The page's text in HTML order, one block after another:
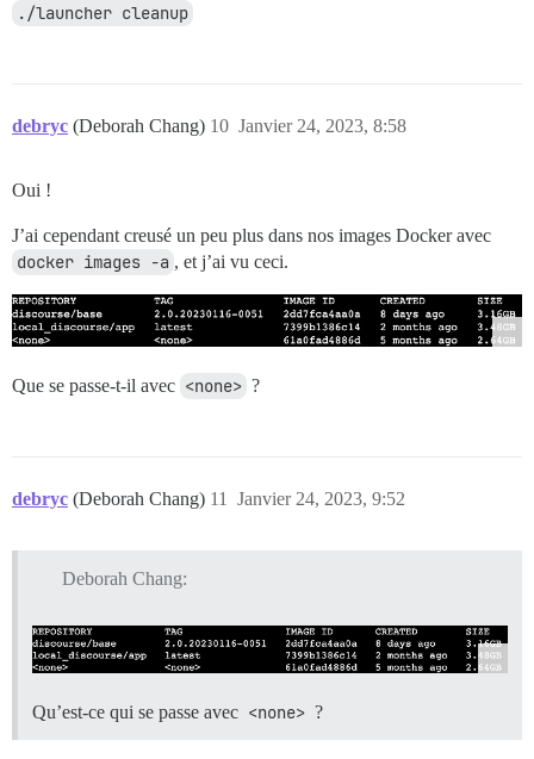
./launcher cleanup
debryc (Deborah Chang) Janvier 24, 2023, 8:58
10
Oui !
J’ai cependant creusé un peu plus dans nos images Docker avec
docker images -a , et j’ai vu ceci.
Que se passe-t-il avec <none> ?
debryc (Deborah Chang) Janvier 24, 2023, 9:52
11
Deborah Chang:
Qu’est-ce qui se passe avec <none> ?